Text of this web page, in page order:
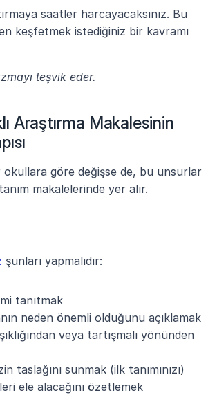
saatler harcayacaksınız. Bu
keşfetmek istediğiniz bir kavramı
teşvik eder.
Araştırma Makalesinin
okullara göre değişse de, bu unsurlar
makalelerinde yer alır.
şunları yapmalıdır:
tanıtmak
neden önemli olduğunu açıklamak
veya tartışmalı yönünden
taslağını sunmak (ilk tanımınızı)
ele alacağını özetlemek